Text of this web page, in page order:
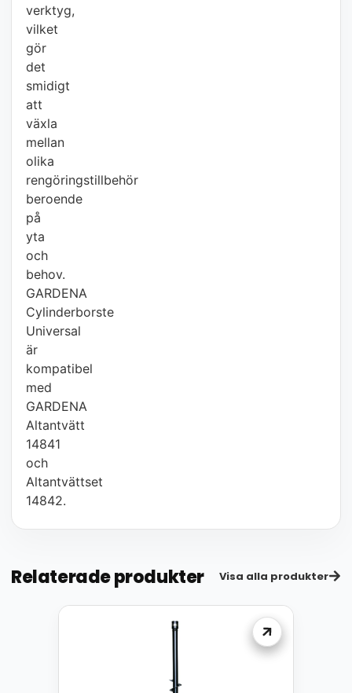
verktyg,
vilket
gör
det
smidigt
att
växla
mellan
olika
rengöringstillbehör
beroende
på
yta
och
behov.
GARDENA
Cylinderborste
Universal
är
kompatibel
med
GARDENA
Altantvätt
14841
och
Altantvättset
14842.
Relaterade produkter Visa alla produkter